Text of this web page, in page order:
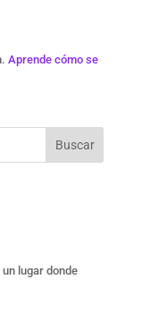
Aprende cómo se
lugar donde